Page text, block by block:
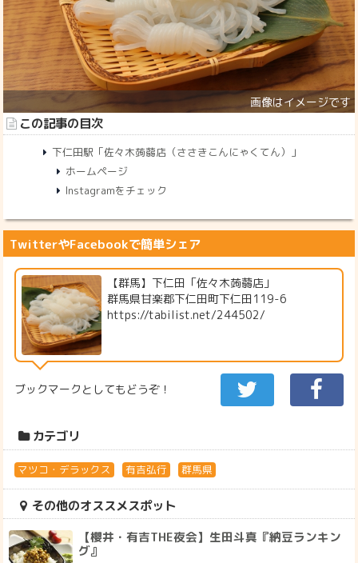
この記事の目次
下仁田駅「佐々木蒟蒻店（ささきこんにゃくてん）」
ホームページ
Instagramをチェック
TwitterやFacebookで簡単シェア
【群馬】下仁田「佐々木蒟蒻店」
群馬県甘楽郡下仁田町下仁田119-6
https://tabilist.net/244502/
ブックマークとしてもどうぞ！
カテゴリ
マツコ・デラックス 有吉弘行 群馬県
その他のオススメスポット
【櫻井・有吉THE夜会】生田斗真『納豆ランキン
グ』